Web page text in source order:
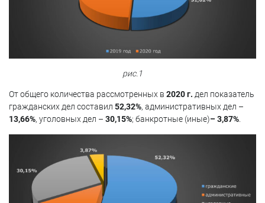
рис.1
От общего количества рассмотренных в 2020 г. дел показатель
гражданских дел составил 52,32%, административных дел –
13,66%, уголовных дел – 30,15%; банкротные (иные)– 3,87%